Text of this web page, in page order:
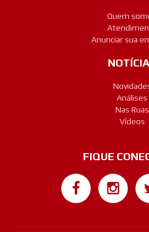
Quem
Anunciar sua
Análises
Nas Ruas
Vídeos
FIQUE